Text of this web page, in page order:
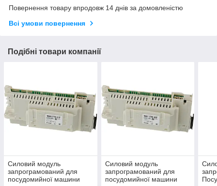
Повернення товару впродовж 14 днів за домовленістю
Всі умови повернення
Подібні товари компанії
Силовий модуль
запрограмований для
посудомийної машини
Силовий модуль
запрограмований для
посудомийної машини